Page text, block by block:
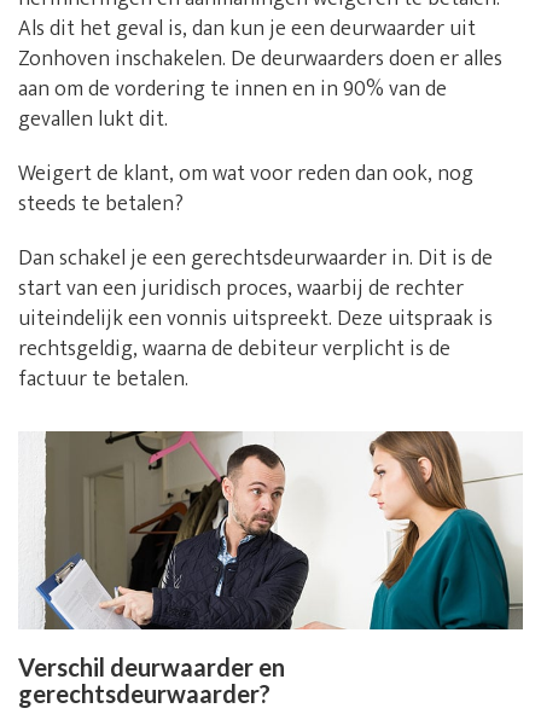
Als dit het geval is, dan kun je een deurwaarder uit
Zonhoven inschakelen. De deurwaarders doen er alles
aan om de vordering te innen en in 90% van de
gevallen lukt dit.
Weigert de klant, om wat voor reden dan ook, nog
steeds te betalen?
Dan schakel je een gerechtsdeurwaarder in. Dit is de
start van een juridisch proces, waarbij de rechter
uiteindelijk een vonnis uitspreekt. Deze uitspraak is
rechtsgeldig, waarna de debiteur verplicht is de
factuur te betalen.
Verschil deurwaarder en
gerechtsdeurwaarder?